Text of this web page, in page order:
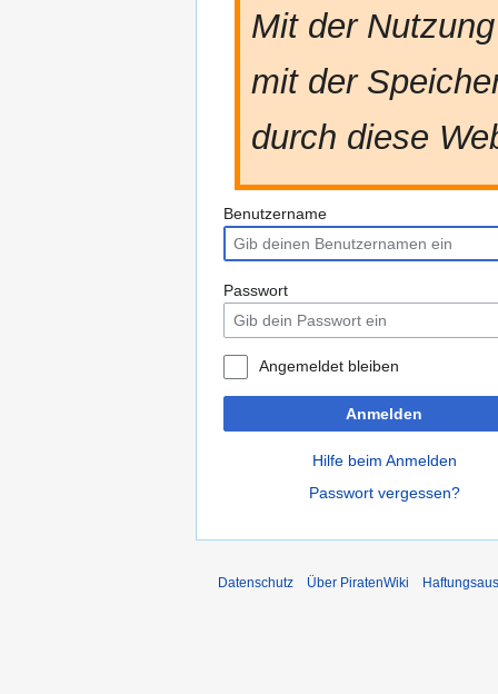
Mit der
mit der
durch diese
Benutzername
Passwort
Angemeldet bleiben
Anmelden
Hilfe beim Anmelden
Passwort vergessen?
Datenschutz Über PiratenWiki